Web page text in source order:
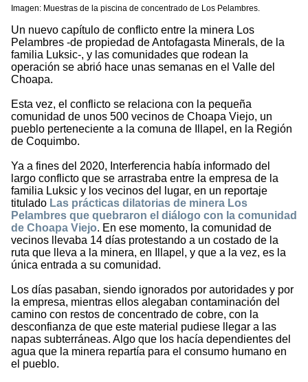
Imagen: Muestras de la piscina de concentrado de Los Pelambres.
Un nuevo capítulo de conflicto entre la minera Los
Pelambres -de propiedad de Antofagasta Minerals, de la
familia Luksic-, y las comunidades que rodean la
operación se abrió hace unas semanas en el Valle del
Choapa.
Esta vez, el conflicto se relaciona con la pequeña
comunidad de unos 500 vecinos de Choapa Viejo, un
pueblo perteneciente a la comuna de Illapel, en la Región
de Coquimbo.
Ya a fines del 2020, Interferencia había informado del
largo conflicto que se arrastraba entre la empresa de la
familia Luksic y los vecinos del lugar, en un reportaje
titulado Las prácticas dilatorias de minera Los
Pelambres que quebraron el diálogo con la comunidad
de Choapa Viejo. En ese momento, la comunidad de
vecinos llevaba 14 días protestando a un costado de la
ruta que lleva a la minera, en Illapel, y que a la vez, es la
única entrada a su comunidad.
Los días pasaban, siendo ignorados por autoridades y por
la empresa, mientras ellos alegaban contaminación del
camino con restos de concentrado de cobre, con la
desconfianza de que este material pudiese llegar a las
napas subterráneas. Algo que los hacía dependientes del
agua que la minera repartía para el consumo humano en
el pueblo.